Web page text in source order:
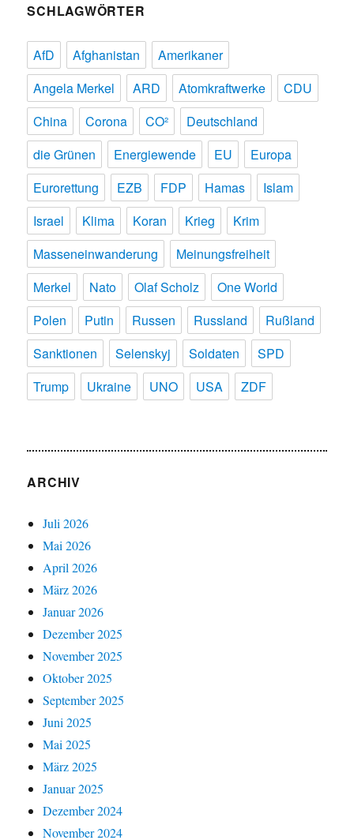
SCHLAGWÖRTER
AfD Afghanistan
Amerikaner
Angela Merkel
ARD Atomkraftwerke
CDU
China
Corona CO²
Deutschland
die Grünen
Energiewende EU
Europa
Eurorettung
EZB FDP Hamas
Islam
Israel
Klima Koran Krieg
Krim
Masseneinwanderung
Meinungsfreiheit
Merkel
Nato Olaf Scholz
One World
Polen
Putin Russen Russland
Rußland
Sanktionen
Selenskyj Soldaten
SPD
Trump
Ukraine UNO USA ZDF
ARCHIV
Juli 2026
Mai 2026
April 2026
März 2026
Januar 2026
Dezember 2025
November 2025
Oktober 2025
September 2025
Juni 2025
Mai 2025
März 2025
Januar 2025
Dezember 2024
November 2024